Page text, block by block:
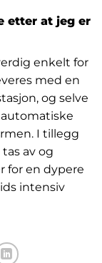
etter at jeg er
enkelt for
med en
og selve
I tillegg
av og
for en dypere
intensiv